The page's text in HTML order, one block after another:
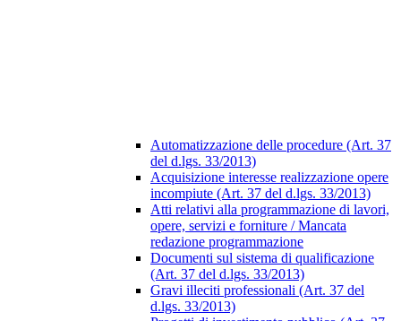
Automatizzazione delle procedure (Art. 37
del d.lgs. 33/2013)
Acquisizione interesse realizzazione opere
incompiute (Art. 37 del d.lgs. 33/2013)
Atti relativi alla programmazione di lavori,
opere, servizi e forniture / Mancata
redazione programmazione
Documenti sul sistema di qualificazione
(Art. 37 del d.lgs. 33/2013)
Gravi illeciti professionali (Art. 37 del
d.lgs. 33/2013)